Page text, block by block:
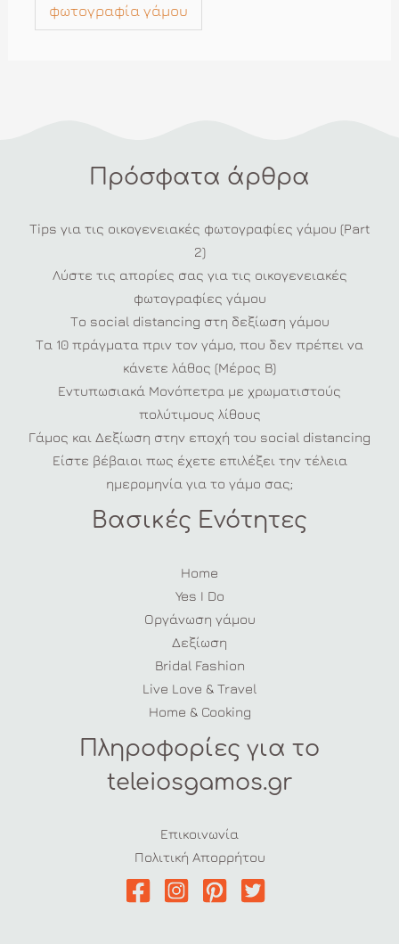
φωτογραφία γάμου
Πρόσφατα άρθρα
Tips για τις οικογενειακές φωτογραφίες γάμου (Part
2)
Λύστε τις απορίες σας για τις οικογενειακές
φωτογραφίες γάμου
Το social distancing στη δεξίωση γάμου
Τα 10 πράγματα πριν τον γάμο, που δεν πρέπει να
κάνετε λάθος (Μέρος Β)
Εντυπωσιακά Μονόπετρα με χρωματιστούς
πολύτιμους λίθους
Γάμος και Δεξίωση στην εποχή του social distancing
Είστε βέβαιοι πως έχετε επιλέξει την τέλεια
ημερομηνία για το γάμο σας;
Βασικές Ενότητες
Home
Yes I Do
Οργάνωση γάμου
Δεξίωση
Bridal Fashion
Live Love & Travel
Home & Cooking
Πληροφορίες για το
teleiosgamos.gr
Επικοινωνία
Πολιτική Απορρήτου